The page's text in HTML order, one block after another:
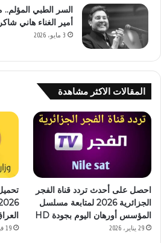
السر الطبي
أمير الغناء هاني
3 مايو، 2026
المقالات الاكثر مشاهدة
احصل على أحدث تردد قناة الفجر
الجزائرية 2026 لمتابعة مسلسل
المؤسس أورهان اليوم بجودة HD
29 يناير، 2026 19 فبراير، 2026